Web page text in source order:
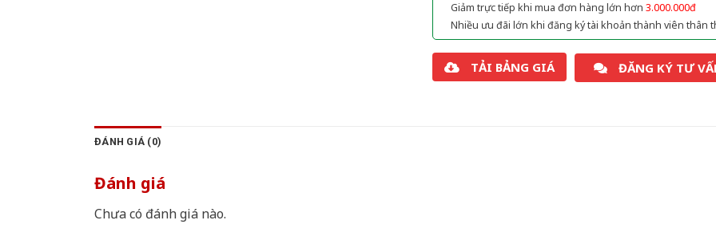
Giảm trực tiếp khi mua đơn hàng lớn hơn 3.000.000đ
Nhiều ưu đãi lớn khi đăng ký tài khoản thành viên thân
TẢI BẢNG GIÁ ĐĂNG KÝ TƯ
ĐÁNH GIÁ (0)
Đánh giá
Chưa có đánh giá nào.